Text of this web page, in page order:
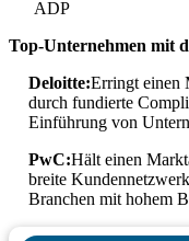
ADP
Top-Unternehmen mit
Deloitte:Erringt einen
durch fundierte
Einführung von
PwC:Hält einen
breite
Branchen mit hohem